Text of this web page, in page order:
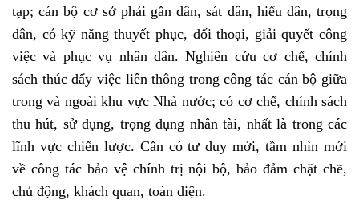
tạp; cán bộ cơ sở phải gần dân, sát dân, hiểu dân, trọng
dân, có kỹ năng thuyết phục, đối thoại, giải quyết công
việc và phục vụ nhân dân. Nghiên cứu cơ chế, chính
sách thúc đẩy việc liên thông trong công tác cán bộ giữa
trong và ngoài khu vực Nhà nước; có cơ chế, chính sách
thu hút, sử dụng, trọng dụng nhân tài, nhất là trong các
lĩnh vực chiến lược. Cần có tư duy mới, tầm nhìn mới
về công tác bảo vệ chính trị nội bộ, bảo đảm chặt chẽ,
chủ động, khách quan, toàn diện.